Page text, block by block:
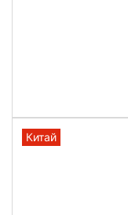
Китай